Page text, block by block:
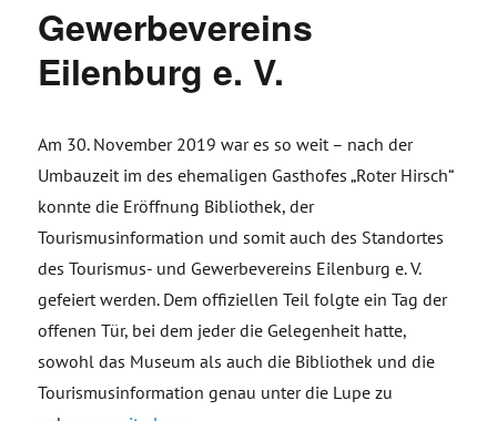
Gewerbevereins
Eilenburg e. V.
Am 30. November 2019 war es so weit – nach der
Umbauzeit im des ehemaligen Gasthofes „Roter Hirsch“
konnte die Eröffnung Bibliothek, der
Tourismusinformation und somit auch des Standortes
des Tourismus- und Gewerbevereins Eilenburg e. V.
gefeiert werden. Dem offiziellen Teil folgte ein Tag der
offenen Tür, bei dem jeder die Gelegenheit hatte,
sowohl das Museum als auch die Bibliothek und die
Tourismusinformation genau unter die Lupe zu